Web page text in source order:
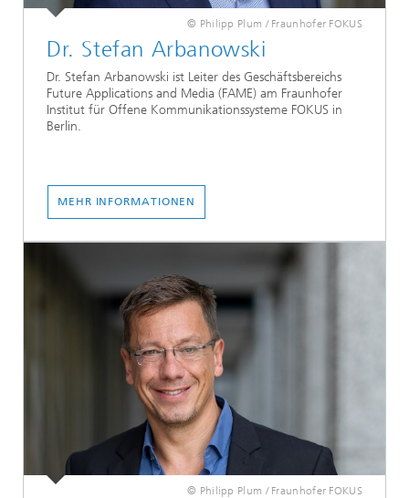
© Philipp Plum / Fraunhofer FOKUS
Dr. Stefan Arbanowski
Dr. Stefan Arbanowski ist Leiter des Geschäftsbereichs
Future Applications and Media (FAME) am Fraunhofer
Institut für Offene Kommunikationssysteme FOKUS in
Berlin.
MEHR INFORMATIONEN
© Philipp Plum / Fraunhofer FOKUS